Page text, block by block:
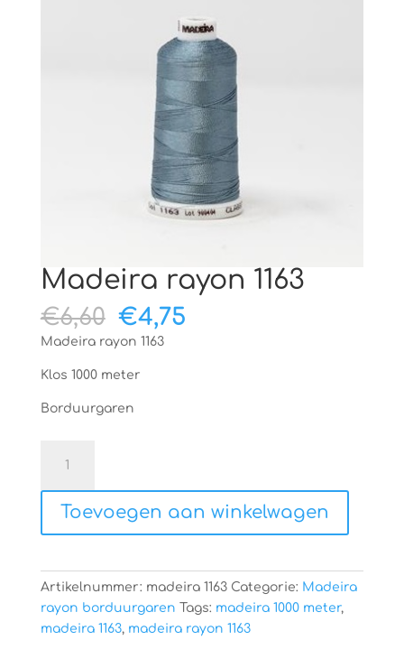
Madeira rayon 1163
€6,60 Oorspronkelijke
prijs
€6,60.
€4,75Huidige
Madeira rayon 1163
Klos 1000 meter
Borduurgaren
rayon
1163
aantal
Toevoegen aan winkelwagen
Artikelnummer: madeira 1163 Categorie: Madeira
rayon borduurgaren Tags: madeira 1000 meter,
madeira 1163, madeira rayon 1163